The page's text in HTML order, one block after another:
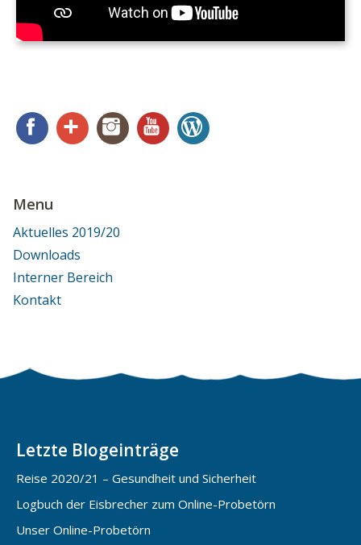
FacebookGoogle+ InstagramYouTube
Menu
Aktuelles 2019/20
Downloads
Interner Bereich
Kontakt
Letzte Blogeinträge
Reise 2020/21 – Gesundheit und Sicherheit
Logbuch der Eisbrecher zum Online-Probetörn
Unser Online-Probetörn